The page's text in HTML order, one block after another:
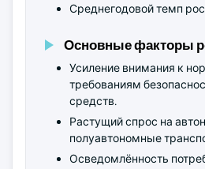
Среднегодовой темп
Основные факторы
Усиление внимания к
требованиям
средств.
Растущий спрос на
полуавтономные
Осведомлённость